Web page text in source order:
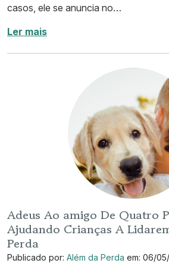
casos, ele se anuncia no…
Ler mais
Adeus Ao amigo De Quatro
Ajudando Crianças A
Perda
Publicado por: Além da Perda em: 06/